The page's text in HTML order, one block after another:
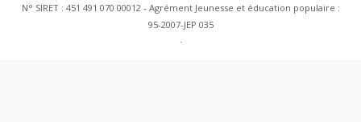
N° SIRET : 451 491 070 00012 - Agrément Jeunesse et éducation populaire :
95-2007-JEP 035
·